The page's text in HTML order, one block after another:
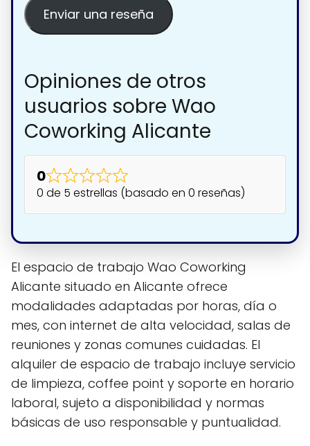
Enviar una reseña
Opiniones de otros
usuarios sobre Wao
Coworking Alicante
0
0 de 5 estrellas (basado en 0 reseñas)
El espacio de trabajo Wao Coworking
Alicante situado en Alicante ofrece
modalidades adaptadas por horas, día o
mes, con internet de alta velocidad, salas de
reuniones y zonas comunes cuidadas. El
alquiler de espacio de trabajo incluye servicio
de limpieza, coffee point y soporte en horario
laboral, sujeto a disponibilidad y normas
básicas de uso responsable y puntualidad.